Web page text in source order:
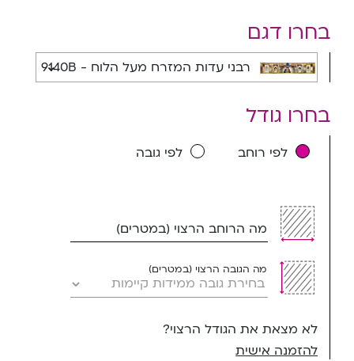
בחרו דגם
בחרו גודל
לפי רוחב לפי גובה
מה הרוחב הרצוי (במטרים)
מה הגובה הרצוי (במטרים)
לא מצאת את הגודל הרצוי?
להזמנה אישית